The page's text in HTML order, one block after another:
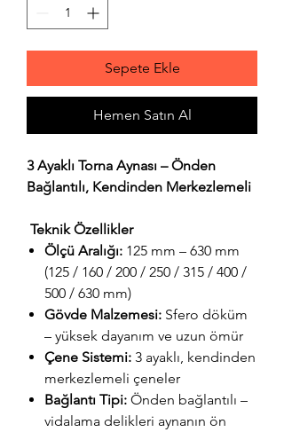
Sepete Ekle
Hemen Satın Al
3 Ayaklı Torna Aynası – Önden
Bağlantılı, Kendinden Merkezlemeli
Teknik Özellikler
Ölçü Aralığı: 125 mm – 630 mm
(125 / 160 / 200 / 250 / 315 / 400 /
500 / 630 mm)
Gövde Malzemesi: Sfero döküm
– yüksek dayanım ve uzun ömür
Çene Sistemi: 3 ayaklı, kendinden
merkezlemeli çeneler
Bağlantı Tipi: Önden bağlantılı –
vidalama delikleri aynanın ön